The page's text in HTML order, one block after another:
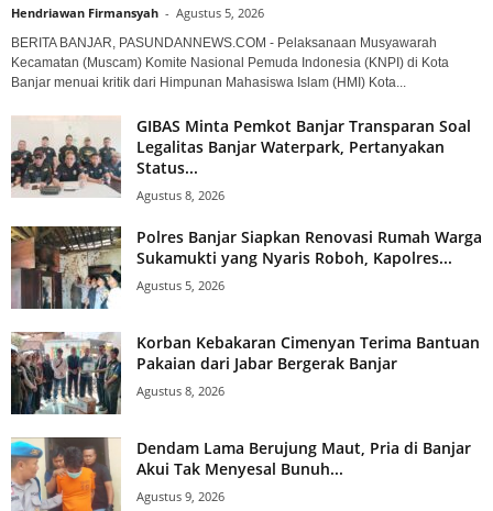
Hendriawan Firmansyah - Agustus 5, 2026
BERITA BANJAR, PASUNDANNEWS.COM - Pelaksanaan Musyawarah
Kecamatan (Muscam) Komite Nasional Pemuda Indonesia (KNPI) di Kota
Banjar menuai kritik dari Himpunan Mahasiswa Islam (HMI) Kota...
GIBAS Minta Pemkot Banjar Transparan Soal
Legalitas Banjar Waterpark, Pertanyakan
Status...
Agustus 8, 2026
Polres Banjar Siapkan Renovasi Rumah Warga
Sukamukti yang Nyaris Roboh, Kapolres...
Agustus 5, 2026
Korban Kebakaran Cimenyan Terima Bantuan
Pakaian dari Jabar Bergerak Banjar
Agustus 8, 2026
Dendam Lama Berujung Maut, Pria di Banjar
Akui Tak Menyesal Bunuh...
Agustus 9, 2026